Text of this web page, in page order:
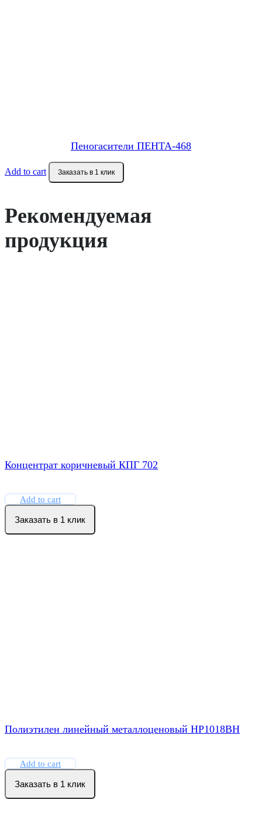
Пеногасители ПЕНТА-468
Add to cart Заказать в 1 клик
Рекомендуемая
продукция
Концентрат коричневый КПГ 702
Add to cart
Заказать в 1 клик
Полиэтилен линейный металлоценовый HP1018BH
Add to cart
Заказать в 1 клик